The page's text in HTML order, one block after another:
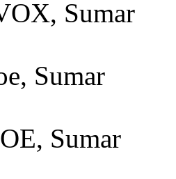
Sumar
Sumar
Sumar